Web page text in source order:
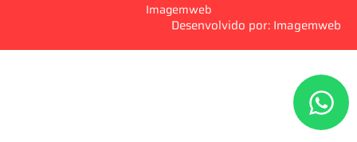
Imagemweb
Desenvolvido por: Imagemweb